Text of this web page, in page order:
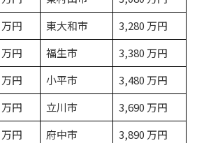
円 東大和市
3,280 万円
円 福生市
3,380 万円
円 小平市
3,480 万円
円 立川市
3,690 万円
円 府中市
3,890 万円